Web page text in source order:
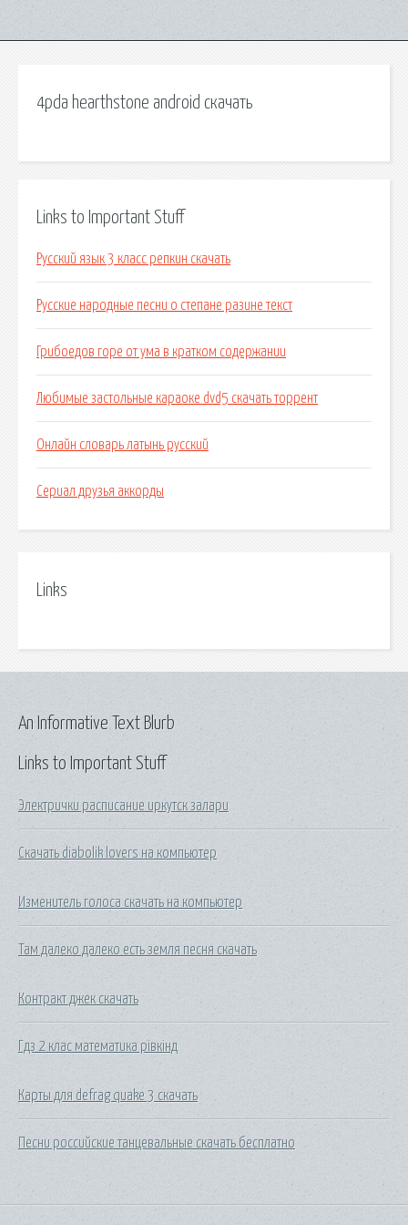
4pda hearthstone android скачать
Links to Important Stuff
Русский язык 3 класс репкин скачать
Русские народные песни о степане разине текст
Грибоедов горе от ума в кратком содержании
Любимые застольные караоке dvd5 скачать торрент
Онлайн словарь латынь русский
Сериал друзья аккорды
Links
Links to Important Stuff
Электрички расписание иркутск залари
Скачать diabolik lovers на компьютер
Изменитель голоса скачать на компьютер
Там далеко далеко есть земля песня скачать
Контракт джек скачать
Гдз 2 клас математика рівкінд
Карты для defrag quake 3 скачать
Песни российские танцевальные скачать бесплатно
An Informative Text Blurb